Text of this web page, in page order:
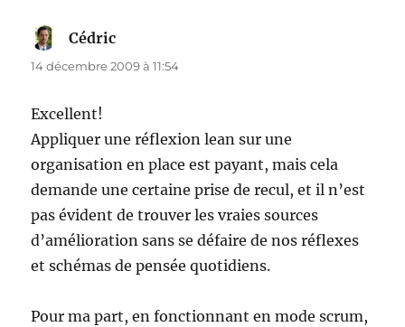
Cédric
14 décembre 2009 à 11:54
Excellent!
Appliquer une réflexion lean sur une
organisation en place est payant, mais cela
demande une certaine prise de recul, et il n’est
pas évident de trouver les vraies sources
d’amélioration sans se défaire de nos réflexes
et schémas de pensée quotidiens.
Pour ma part, en fonctionnant en mode scrum,